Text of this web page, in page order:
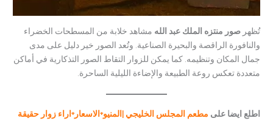
تُظهرصور منتزه الملك عبد الله مشاهد خلابة من المسطحات الخضراء
والنافورة الراقصة والبحيرة الصناعية. وتُعد الصور خير دليل على مدى
جمال المكان وتنظيمه. كما يمكن للزوار التقاط الصور التذكارية في أماكن
متعددة تعكس روعة الطبيعة والإضاءة الليلية الساحرة.
اطلع ايضا على مطعم المجلس الخليجي |المنيو+الاسعار+اراء زوار حقيقة